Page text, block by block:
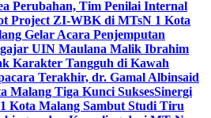
Perubahan, Tim Penilai Internal
Project ZI-WBK di MTsN 1 Kota
Gelar Acara Penjemputan
UIN Maulana Malik Ibrahim
Karakter Tangguh di Kawah
Terakhir, dr. Gamal Albinsaid
Malang Tiga Kunci SuksesSinergi
Kota Malang Sambut Studi Tiru